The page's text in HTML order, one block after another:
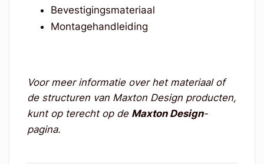
Bevestigingsmateriaal
Montagehandleiding
Voor meer informatie over het materiaal of
de structuren van Maxton Design producten,
kunt op terecht op de Maxton Design-
pagina.